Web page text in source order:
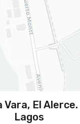
Vara, El
Lagos